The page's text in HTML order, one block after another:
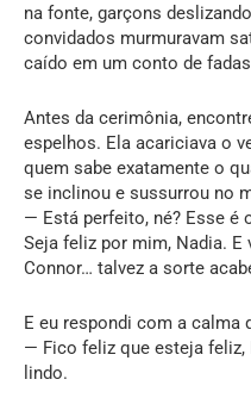
na fonte, garçons
convidados murmuravam
caído em um conto de
Antes da cerimônia,
espelhos. Ela acariciava o
quem sabe exatamente o
se inclinou e sussurrou no
— Está perfeito, né? Esse é
Seja feliz por mim, Nadia.
Connor… talvez a sorte
E eu respondi com a calma
— Fico feliz que esteja feliz,
lindo.